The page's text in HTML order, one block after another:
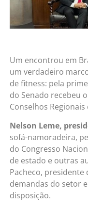
Um encontrou em
um verdadeiro
de fitness: pela
do Senado recebeu
Conselhos Regionais
Nelson Leme,
sofá-namoradeira,
do Congresso
de estado e outras
Pacheco, presidente
demandas do setor
disposição.